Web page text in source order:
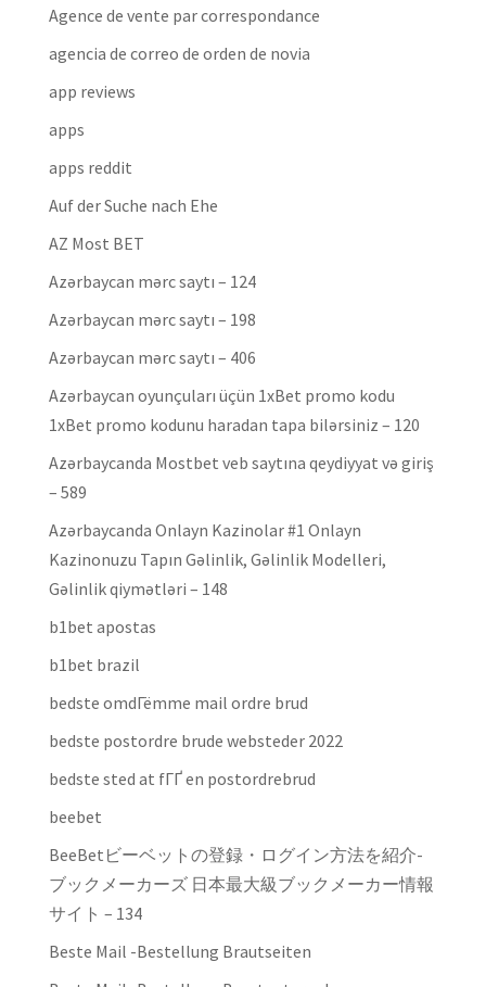
Agence de vente par correspondance
agencia de correo de orden de novia
app reviews
apps
apps reddit
Auf der Suche nach Ehe
AZ Most BET
Azərbaycan mərc saytı – 124
Azərbaycan mərc saytı – 198
Azərbaycan mərc saytı – 406
Azərbaycan oyunçuları üçün 1xBet promo kodu
1xBet promo kodunu haradan tapa bilərsiniz – 120
Azərbaycanda Mostbet veb saytına qeydiyyat və giriş
– 589
Azərbaycanda Onlayn Kazinolar #1 Onlayn
Kazinonuzu Tapın Gəlinlik, Gəlinlik Modelleri,
Gəlinlik qiymətləri – 148
b1bet apostas
b1bet brazil
bedste omdГёmme mail ordre brud
bedste postordre brude websteder 2022
bedste sted at fГҐ en postordrebrud
beebet
BeeBetビーベットの登録・ログイン方法を紹介-
ブックメーカーズ 日本最大級ブックメーカー情報
サイト – 134
Beste Mail -Bestellung Brautseiten